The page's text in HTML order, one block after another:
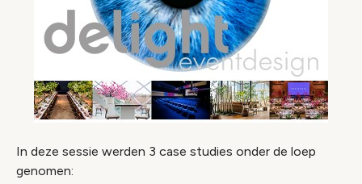
In deze sessie werden 3 case studies onder de loep
genomen: